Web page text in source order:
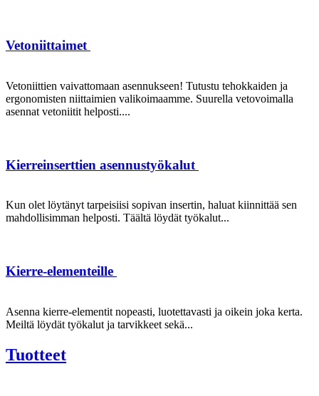
Vetoniittaimet
Vetoniittien vaivattomaan asennukseen! Tutustu tehokkaiden ja
ergonomisten niittaimien valikoimaamme. Suurella vetovoimalla
asennat vetoniitit helposti....
Kierreinserttien asennustyökalut
Kun olet löytänyt tarpeisiisi sopivan insertin, haluat kiinnittää sen
mahdollisimman helposti. Täältä löydät työkalut...
Kierre-elementeille
Asenna kierre-elementit nopeasti, luotettavasti ja oikein joka kerta.
Meiltä löydät työkalut ja tarvikkeet sekä...
Tuotteet